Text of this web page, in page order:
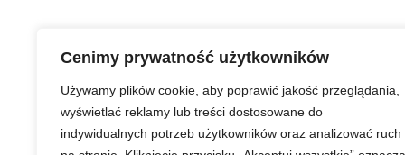
Cenimy prywatność użytkowników
Używamy plików cookie, aby poprawić jakość przeglądania,
wyświetlać reklamy lub treści dostosowane do
indywidualnych potrzeb użytkowników oraz analizować ruch